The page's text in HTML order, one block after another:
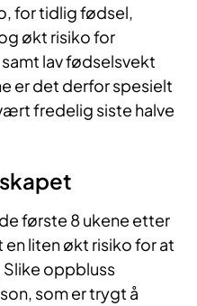
for tidlig fødsel,
økt risiko for
lav fødselsvekt
er det derfor spesielt
fredelig siste halve
første 8 ukene etter
liten økt risiko for at
oppbluss
som er trygt å